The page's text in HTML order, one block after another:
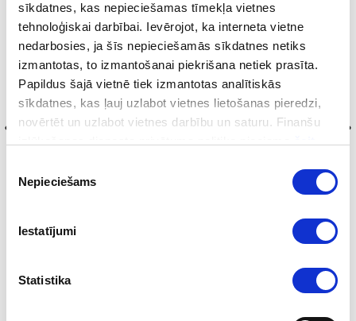
sīkdatnes, kas nepieciešamas tīmekļa vietnes
tehnoloģiskai darbībai. Ievērojot, ka interneta vietne
nedarbosies, ja šīs nepieciešamās sīkdatnes netiks
izmantotas, to izmantošanai piekrišana netiek prasīta.
Papildus šajā vietnē tiek izmantotas analītiskās
sīkdatnes, kas ļauj uzlabot vietnes lietošanas pieredzi,
novērtēt un uzlabot vietnes darbību un saturu. Finanšu
izvēle
Nepieciešams
Iestatījumi
Statistika
Foto: Finanšu izlūkošanas dienests